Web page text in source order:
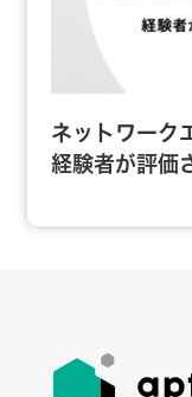
ネットワーク
経験者が評価